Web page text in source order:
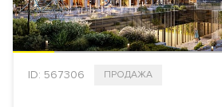
ID: 567306 ПРОДАЖА